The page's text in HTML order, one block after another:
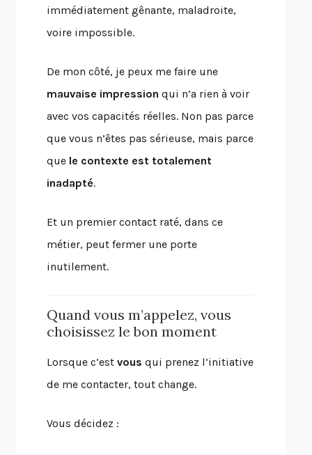
immédiatement gênante, maladroite,
voire impossible.
De mon côté, je peux me faire une
mauvaise impression qui n’a rien à voir
avec vos capacités réelles. Non pas parce
que vous n’êtes pas sérieuse, mais parce
que le contexte est totalement
inadapté.
Et un premier contact raté, dans ce
métier, peut fermer une porte
inutilement.
Quand vous m’appelez, vous
choisissez le bon moment
Lorsque c’estvous qui prenez l’initiative
de me contacter, tout change.
Vous décidez :